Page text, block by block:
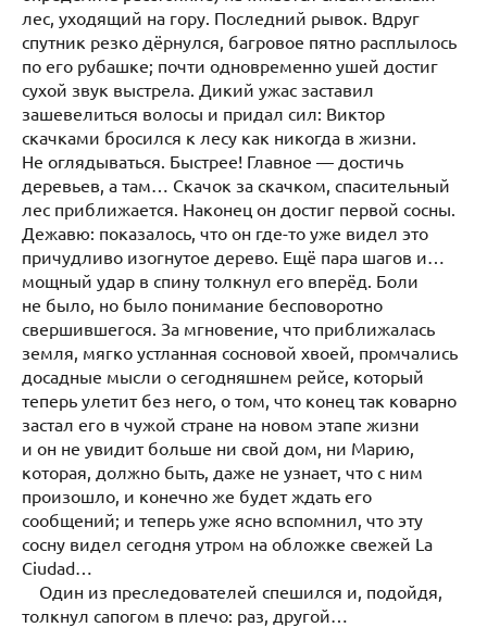
лес, уходящий на гору. Последний рывок. Вдруг
спутник резко дёрнулся, багровое пятно расплылось
по его рубашке; почти одновременно ушей достиг
сухой звук выстрела. Дикий ужас заставил
зашевелиться волосы и придал сил: Виктор
скачками бросился к лесу как никогда в жизни.
Не оглядываться. Быстрее! Главное — достичь
деревьев, а там… Скачок за скачком, спасительный
лес приближается. Наконец он достиг первой сосны.
Дежавю: показалось, что он где-то уже видел это
причудливо изогнутое дерево. Ещё пара шагов и…
мощный удар в спину толкнул его вперёд. Боли
не было, но было понимание бесповоротно
свершившегося. За мгновение, что приближалась
земля, мягко устланная сосновой хвоей, промчались
досадные мысли о сегодняшнем рейсе, который
теперь улетит без него, о том, что конец так коварно
застал его в чужой стране на новом этапе жизни
и он не увидит больше ни свой дом, ни Марию,
которая, должно быть, даже не узнает, что с ним
произошло, и конечно же будет ждать его
сообщений; и теперь уже ясно вспомнил, что эту
сосну видел сегодня утром на обложке свежей La
Ciudad…
Один из преследователей спешился и, подойдя,
толкнул сапогом в плечо: раз, другой…